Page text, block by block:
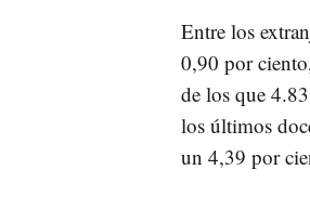
Entre los
0,90 por
de los que
los últimos
un 4,39 por